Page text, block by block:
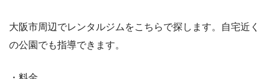
大阪市周辺でレンタルジムをこちらで探します。自宅近く
の公園でも指導できます。